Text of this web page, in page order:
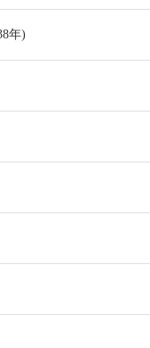
年)